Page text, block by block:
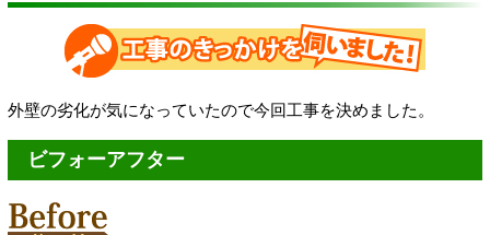
外壁の劣化が気になっていたので今回工事を決めました。
ビフォーアフター